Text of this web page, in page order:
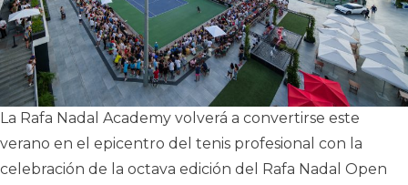
La Rafa Nadal Academy volverá a convertirse este
verano en el epicentro del tenis profesional con la
celebración de la octava edición del Rafa Nadal Open